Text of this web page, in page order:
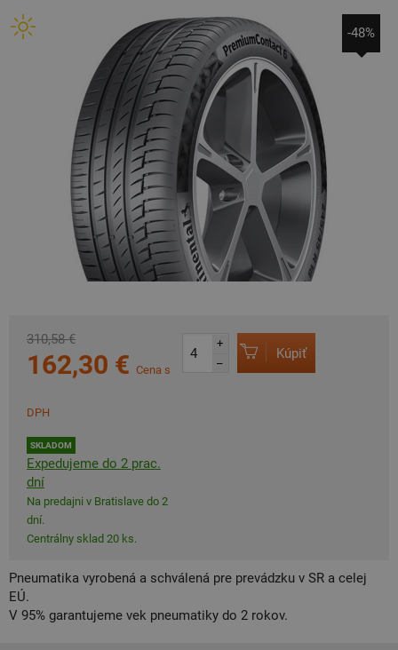
-48%
310,58 €
162,30 € Cena s
DPH
SKLADOM
Expedujeme do 2 prac.
dní
Na predajni v Bratislave do 2
dní.
Centrálny sklad 20 ks.
+
–
Kúpiť
Pneumatika vyrobená a schválená pre prevádzku v SR a celej
EÚ.
V 95% garantujeme vek pneumatiky do 2 rokov.